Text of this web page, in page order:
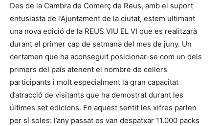
Des de la Cambra de Comerç de Reus, amb el suport
entusiasta de l’Ajuntament de la ciutat, estem ultimant
una nova edició de la REUS VIU EL VI que es realitzarà
durant el primer cap de setmana del mes de juny. Un
certamen que ha aconseguit posicionar-se com un dels
primers del país atenent el nombre de cellers
participants i molt especialment la gran capacitat
d’atracció de visitants que ha demostrat durant les
últimes set edicions. En aquest sentit les xifres parlen
per sí soles: l’any passat es van despatxar 11.000 packs